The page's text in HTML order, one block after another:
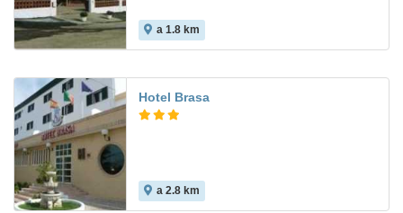
a 1.8 km
Hotel Brasa
a 2.8 km